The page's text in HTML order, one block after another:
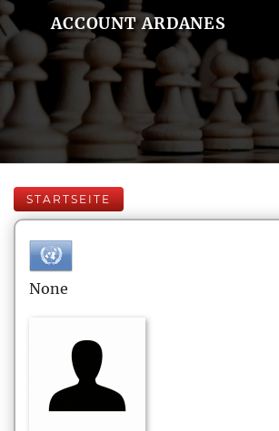
ACCOUNT ARDANES
STARTSEITE
None